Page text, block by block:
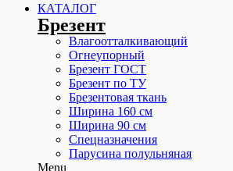
КАТАЛОГ
Брезент
Влагоотталкивающий
Огнеупорный
Брезент ГОСТ
Брезент по ТУ
Брезентовая ткань
Ширина 160 см
Ширина 90 см
Спецназначения
Парусина полульняная
Menu